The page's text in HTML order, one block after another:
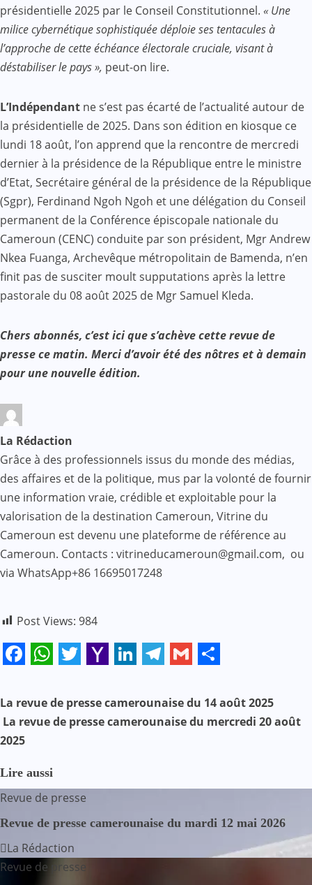
présidentielle 2025 par le Conseil Constitutionnel. « Une
milice cybernétique sophistiquée déploie ses tentacules à
l’approche de cette échéance électorale cruciale, visant à
déstabiliser le pays », peut-on lire.
L’Indépendant ne s’est pas écarté de l’actualité autour de
la présidentielle de 2025. Dans son édition en kiosque ce
lundi 18 août, l’on apprend que la rencontre de mercredi
dernier à la présidence de la République entre le ministre
d’Etat, Secrétaire général de la présidence de la République
(Sgpr), Ferdinand Ngoh Ngoh et une délégation du Conseil
permanent de la Conférence épiscopale nationale du
Cameroun (CENC) conduite par son président, Mgr Andrew
Nkea Fuanga, Archevêque métropolitain de Bamenda, n’en
finit pas de susciter moult supputations après la lettre
pastorale du 08 août 2025 de Mgr Samuel Kleda.
Chers abonnés, c’est ici que s’achève cette revue de
presse ce matin. Merci d’avoir été des nôtres et à demain
pour une nouvelle édition.
La Rédaction
Grâce à des professionnels issus du monde des médias,
des affaires et de la politique, mus par la volonté de fournir
une information vraie, crédible et exploitable pour la
valorisation de la destination Cameroun, Vitrine du
Cameroun est devenu une plateforme de référence au
Cameroun. Contacts : vitrineducameroun@gmail.com, ou
via WhatsApp+86 16695017248
Post Views: 984
Mail
N
a
i
g
a
t
La revue de presse camerounaise du 14 août 2025
La revue de presse camerounaise du mercredi 20 août
2025
Lire aussi
Revue de presse
Revue de presse camerounaise du mardi 12 mai 2026
La Rédaction
Revue de presse